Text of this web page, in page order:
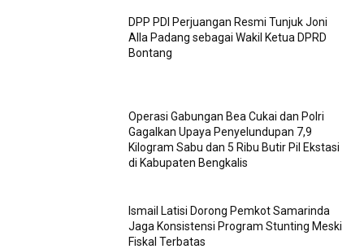
DPP PDI Perjuangan Resmi Tunjuk Joni
Alla Padang sebagai Wakil Ketua DPRD
Bontang
Operasi Gabungan Bea Cukai dan Polri
Gagalkan Upaya Penyelundupan 7,9
Kilogram Sabu dan 5 Ribu Butir Pil Ekstasi
di Kabupaten Bengkalis
Ismail Latisi Dorong Pemkot Samarinda
Jaga Konsistensi Program Stunting Meski
Fiskal Terbatas